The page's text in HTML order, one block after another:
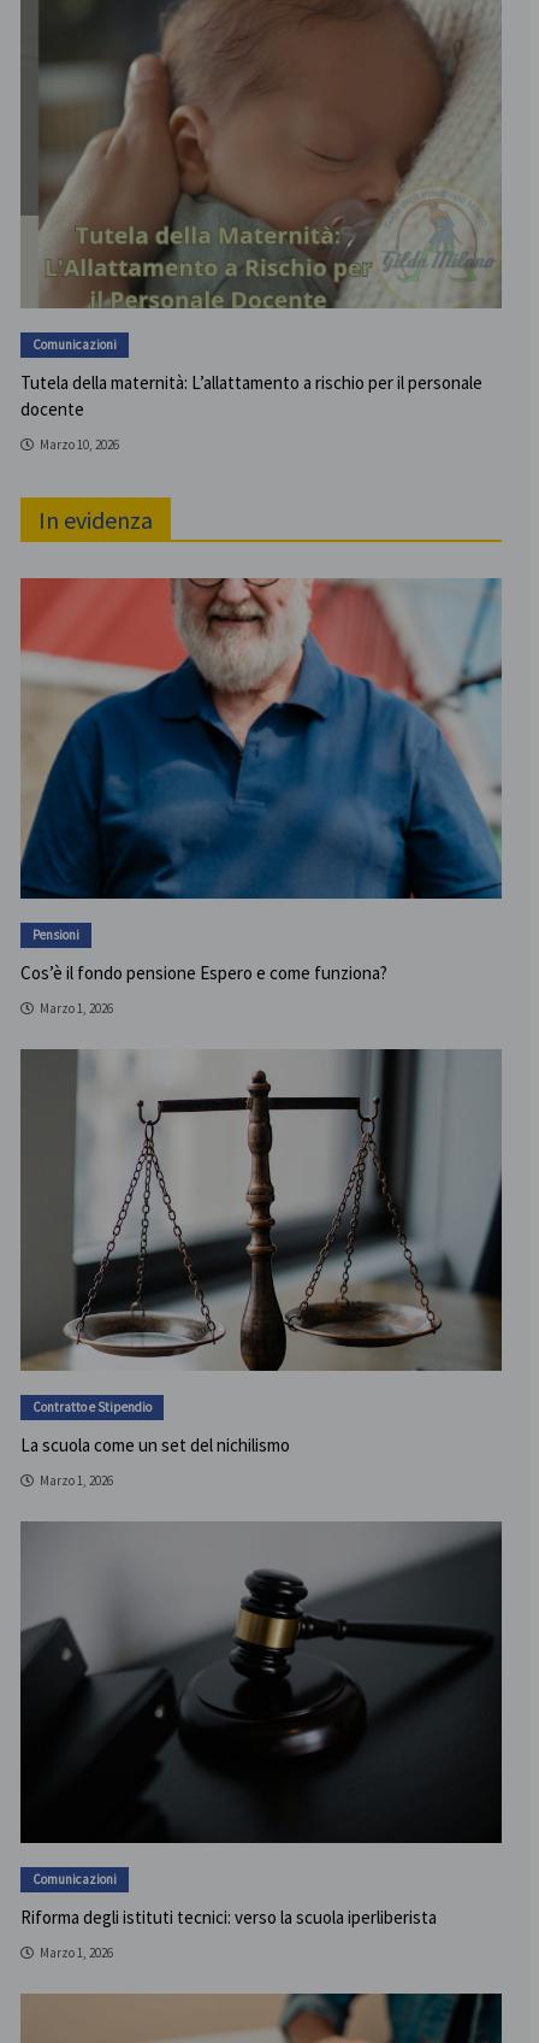
Comunicazioni
Tutela della maternità: L’allattamento a rischio per il personale
docente
Marzo 10, 2026
In evidenza
Pensioni
Cos’è il fondo pensione Espero e come funziona?
Marzo 1, 2026
Contratto e Stipendio
La scuola come un set del nichilismo
Marzo 1, 2026
Comunicazioni
Riforma degli istituti tecnici: verso la scuola iperliberista
Marzo 1, 2026